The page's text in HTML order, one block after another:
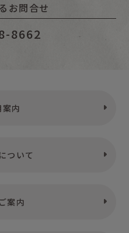
お問合せ
8662
案内
ついて
案内